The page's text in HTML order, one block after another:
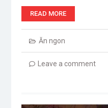
READ MORE
Ăn ngon
Leave a comment